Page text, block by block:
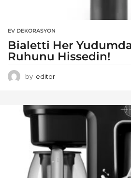
EV DEKORASYON
Bialetti Her Yudumda
Ruhunu Hissedin!
by editor